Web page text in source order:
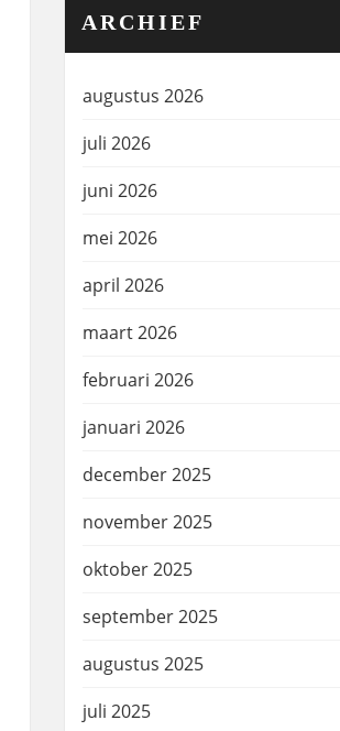
ARCHIEF
augustus 2026
juli 2026
juni 2026
mei 2026
april 2026
maart 2026
februari 2026
januari 2026
december 2025
november 2025
oktober 2025
september 2025
augustus 2025
juli 2025